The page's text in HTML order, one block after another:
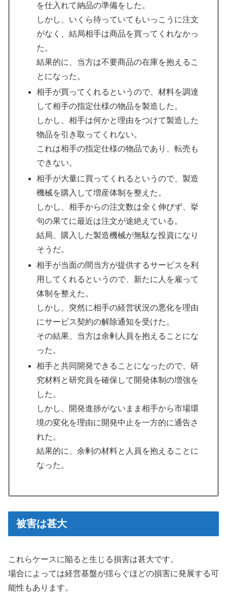
を仕入れて納品の準備をした。
しかし、いくら待っていてもいっこうに注文
がなく、結局相手は商品を買ってくれなかっ
た。
結果的に、当方は不要商品の在庫を抱えるこ
とになった。
相手が買ってくれるというので、材料を調達
して相手の指定仕様の物品を製造した。
しかし、相手は何かと理由をつけて製造した
物品を引き取ってくれない。
これは相手の指定仕様の物品であり、転売も
できない。
相手が大量に買ってくれるというので、製造
機械を購入して増産体制を整えた。
しかし、相手からの注文数は全く伸びず、挙
句の果てに最近は注文が途絶えている。
結局、購入した製造機械が無駄な投資になり
そうだ。
相手が当面の間当方が提供するサービスを利
用してくれるというので、新たに人を雇って
体制を整えた。
しかし、突然に相手の経営状況の悪化を理由
にサービス契約の解除通知を受けた。
その結果、当方は余剰人員を抱えることにな
った。
相手と共同開発できることになったので、研
究材料と研究員を確保して開発体制の増強を
した。
しかし、開発進捗がないまま相手から市場環
境の変化を理由に開発中止を一方的に通告さ
れた。
結果的に、余剰の材料と人員を抱えることに
なった。
被害は甚大
これらケースに陥ると生じる損害は甚大です。
場合によっては経営基盤が揺らぐほどの損害に発展する可
能性もあります。